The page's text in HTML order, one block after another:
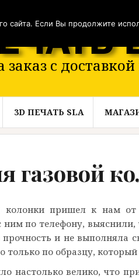
заказ с
3D ПЕЧАТЬ SLA
газовой
колонки пришел к нам
по телефону, выяснили,
прочность и не
по образцу, который
настолько велико, что
Если Вы продолжите